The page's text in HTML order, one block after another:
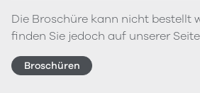
Die Broschüre kann nicht bestellt
finden Sie jedoch auf unserer Seite
Broschüren